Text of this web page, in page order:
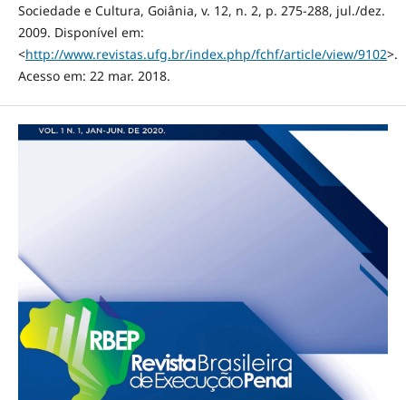
Sociedade e Cultura, Goiânia, v. 12, n. 2, p. 275-288, jul./dez.
2009. Disponível em:
<http://www.revistas.ufg.br/index.php/fchf/article/view/9102>.
Acesso em: 22 mar. 2018.